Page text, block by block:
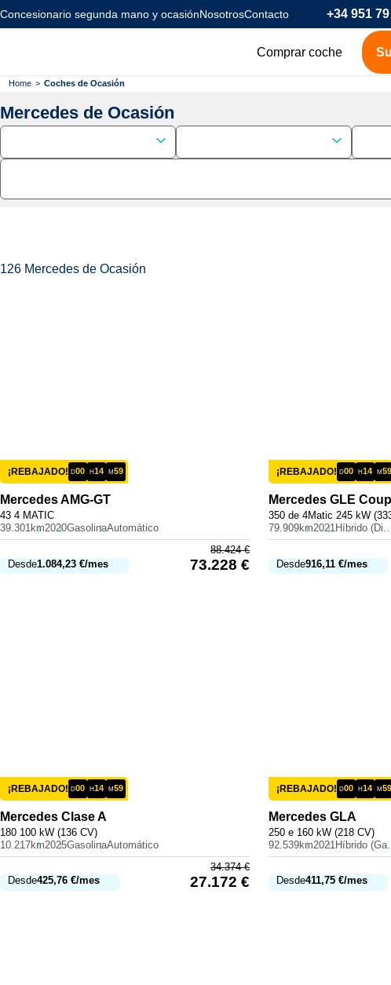
Concesionario segunda mano y ocasiónNosotrosContacto +34 951
Comprar coche
Coches Eléctricos
Home > Coches de Ocasión
Mercedes de Ocasión
126 Mercedes de Ocasión
¡REBAJADO! D00 H14 M59
MercedesAMG-GT
43 4 MATIC
39.301km2020GasolinaAutomático
Desde1.084,23 €/mes
88.424€
73.228 €
¡REBAJADO! D00 H14 M59
Mercedes GLE
350 de 4Matic 245 kW
79.909km2021 Híbrido
Desde916,11 €/mes
¡REBAJADO! D00 H14 M59
Mercedes Clase A
180 100 kW (136 CV)
10.217km2025GasolinaAutomático
Desde425,76 €/mes
34.374€
27.172 €
¡REBAJADO! D00 H14 M59
Mercedes GLA
250 e 160 kW (218 CV)
92.539km2021
Desde411,75 €/mes